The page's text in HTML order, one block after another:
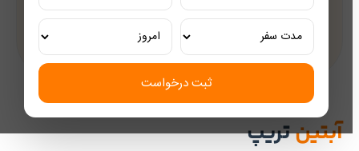
ثبت درخواست
تور ریلی اختصاصی
تجربه‌ای لوکس و به‌یادماندنی
آبتینتریپ